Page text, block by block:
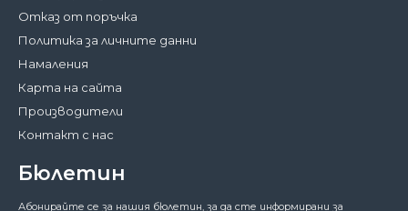
Отказ от поръчка
Политика за личните данни
Намаления
Карта на сайта
Производители
Контакт с нас
Бюлетин
Абонирайте се за нашия бюлетин, за да сте информирани за